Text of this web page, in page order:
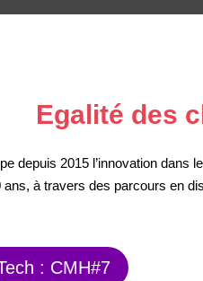
Egalité des
depuis 2015 l’innovation
à travers des parcours en
: CMH#7